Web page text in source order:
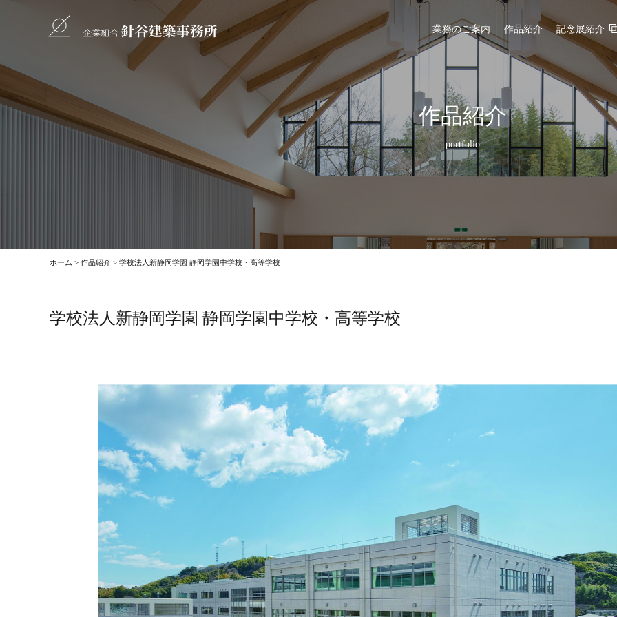
業務のご案内 作品紹介 記念展紹介
作品紹介
portfolio
ホーム 作品紹介 学校法人新静岡学園 静岡学園中学校・高等学校
学校法人新静岡学園 静岡学園中学校・高等学校